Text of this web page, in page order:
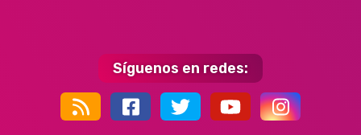
Síguenos en redes:
44k 9k 35k 352